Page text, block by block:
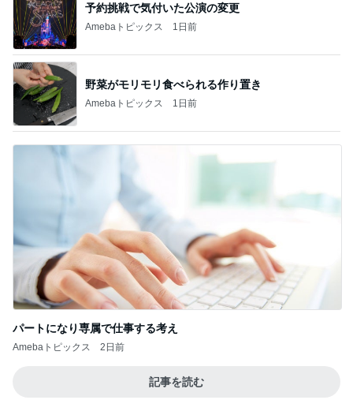
予約挑戦で気付いた公演の変更
Amebaトピックス 1日前
野菜がモリモリ食べられる作り置き
Amebaトピックス 1日前
パートになり専属で仕事する考え
Amebaトピックス 2日前
記事を読む